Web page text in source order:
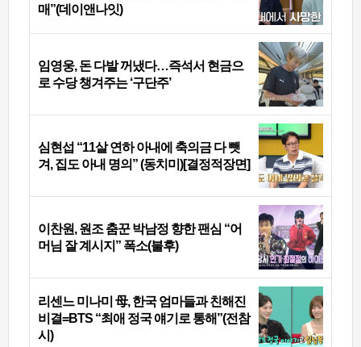
매”(데이앤나잇)
임영웅, 돈 다발 꺼냈다…즉석서 현금으
로 수당 챙겨주는 ‘구단주’
심현섭 “11살 연하 아내에 축의금 다 뺏
겨, 집도 아내 명의” (동치미)[결정적장면]
이찬원, 원조 춤꾼 박남정 향한 팬심 “어
머님 잘 계시지” 폭소(불후)
리센느 미나미 母, 한국 엄마들과 친해진
비결=BTS “최애 정국 얘기로 통해”(전참
시)